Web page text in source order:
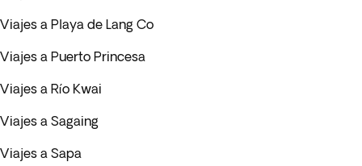
Viajes a Playa de Lang Co
Viajes a Puerto Princesa
Viajes a Río Kwai
Viajes a Sagaing
Viajes a Sapa